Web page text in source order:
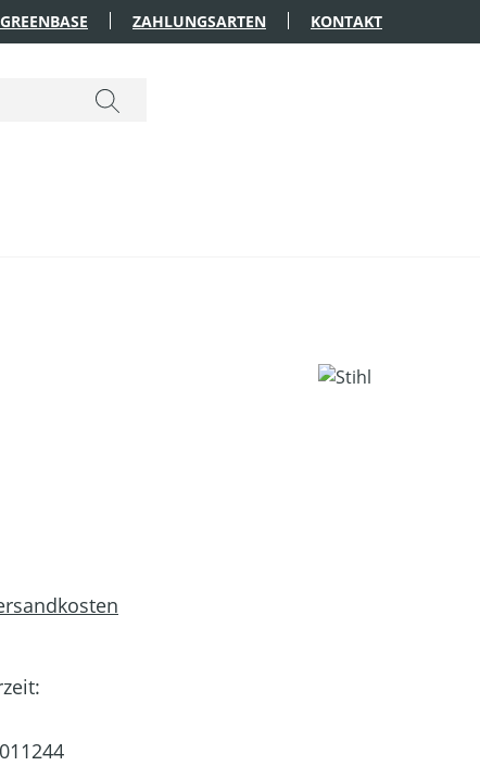
ZAHLUNGSARTEN KONTAKT